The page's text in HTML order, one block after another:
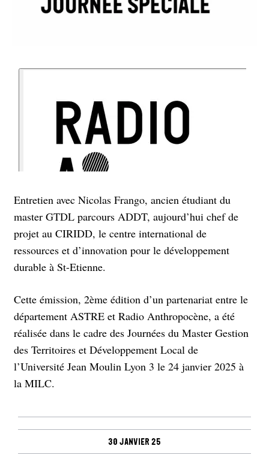
Entretien avec Nicolas Frango, ancien étudiant du
master GTDL parcours ADDT, aujourd’hui chef de
projet au CIRIDD, le centre international de
ressources et d’innovation pour le développement
durable à St-Etienne.
Cette émission, 2ème édition d’un partenariat entre le
département ASTRE et Radio Anthropocène, a été
réalisée dans le cadre des Journées du Master Gestion
des Territoires et Développement Local de
l’Université Jean Moulin Lyon 3 le 24 janvier 2025 à
la MILC.
30 janvier 25